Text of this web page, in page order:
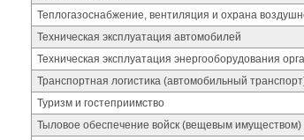
Теплогазоснабжение, вентиляция и охрана
Техническая эксплуатация автомобилей
Техническая эксплуатация энергооборудования
Транспортная логистика (автомобильный
Туризм и гостеприимство
Тыловое обеспечение войск (вещевым